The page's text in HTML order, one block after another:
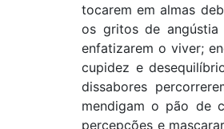
tocarem em almas
os gritos de
enfatizarem o viver;
cupidez e
dissabores
mendigam o pão de
percepções e